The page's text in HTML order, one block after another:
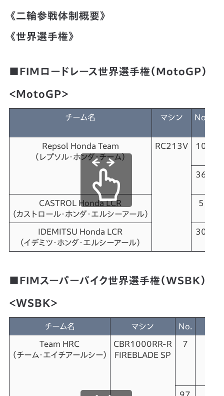
《二輪参戦体制概要》
《世界選手権》
■FIMロードレース世界選手権（MotoGP）
＜MotoGP＞
チーム名 マシン No.
Repsol Honda Team
（レプソル・ホンダ・チーム）
RC213V
10
36
CASTROL Honda LCR
（カストロール・ホンダ・エルシーアール）
5
IDEMITSU Honda LCR
（イデミツ・ホンダ・エルシーアール）
30
■FIMスーパーバイク世界選手権（WSBK）
＜WSBK＞
チーム名 マシン No.
Team HRC
（チーム・エイチアールシー）
CBR1000RR-R
FIREBLADE SP
7